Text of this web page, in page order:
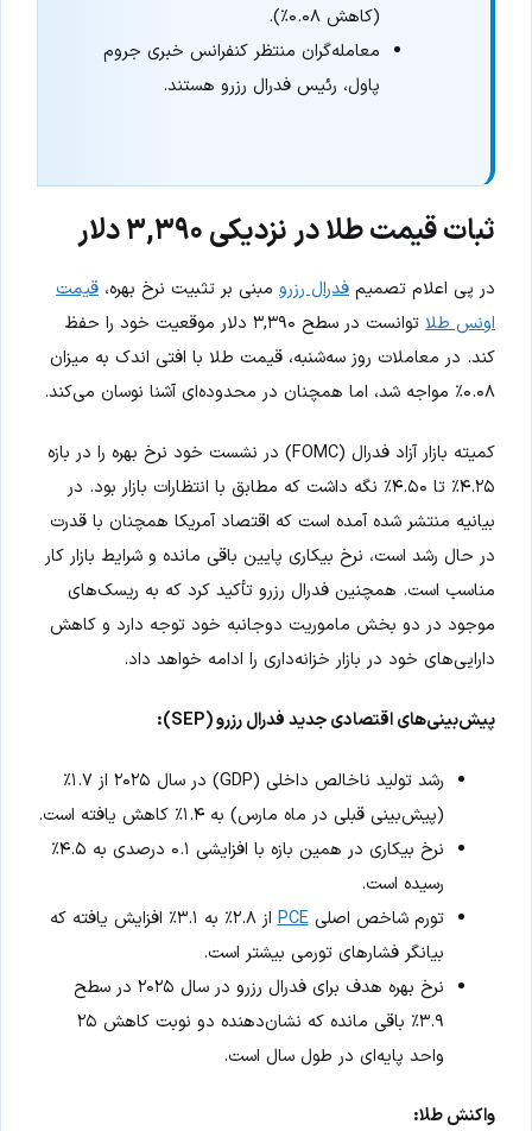
(کاهش ۰.۰۸٪).
معامله‌گران منتظر کنفرانس خبری جروم
پاول، رئیس فدرال رزرو هستند.
ثبات قیمت طلا در نزدیکی ۳,۳۹۰ دلار
در پی اعلام تصمیم فدرال رزرو مبنی بر تثبیت نرخ بهره، قیمت
اونس طلا
توانست در سطح ۳,۳۹۰ دلار موقعیت خود را حفظ
کند. در معاملات روز سه‌شنبه، قیمت طلا با افتی اندک به میزان
۰.۰۸٪ مواجه شد، اما همچنان در محدوده‌ای آشنا نوسان می‌کند.
کمیته بازار آزاد فدرال (FOMC) در نشست خود نرخ بهره را در بازه
۴.۲۵٪ تا ۴.۵۰٪ نگه داشت که مطابق با انتظارات بازار بود. در
بیانیه منتشر شده آمده است که اقتصاد آمریکا همچنان با قدرت
در حال رشد است، نرخ بیکاری پایین باقی مانده و شرایط بازار کار
مناسب است. همچنین فدرال رزرو تأکید کرد که به ریسک‌های
موجود در دو بخش ماموریت دوجانبه خود توجه دارد و کاهش
دارایی‌های خود در بازار خزانه‌داری را ادامه خواهد داد.
پیش‌بینی‌های اقتصادی جدید فدرال رزرو (SEP):
رشد تولید ناخالص داخلی (GDP) در سال ۲۰۲۵ از ۱.۷٪
(پیش‌بینی قبلی در ماه مارس) به ۱.۴٪ کاهش یافته است.
نرخ بیکاری در همین بازه با افزایشی ۰.۱ درصدی به ۴.۵٪
رسیده است.
تورم شاخص اصلیPCE
از ۲.۸٪ به ۳.۱٪ افزایش یافته که
بیانگر فشارهای تورمی بیشتر است.
نرخ بهره هدف برای فدرال رزرو در سال ۲۰۲۵ در سطح
۳.۹٪ باقی مانده که نشان‌دهنده دو نوبت کاهش ۲۵
واحد پایه‌ای در طول سال است.
واکنش طلا: